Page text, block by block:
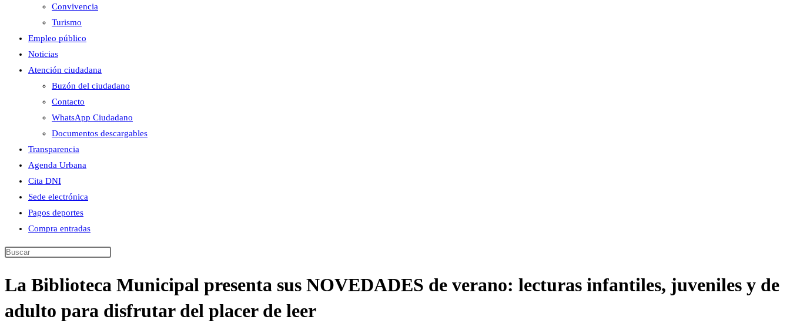
Convivencia
Turismo
Empleo público
Noticias
Atención ciudadana
Buzón del ciudadano
Contacto
WhatsApp Ciudadano
Documentos descargables
Transparencia
Agenda Urbana
Cita DNI
Sede electrónica
Pagos deportes
Compra entradas
Buscar
esta
La Biblioteca Municipal presenta sus NOVEDADES de verano: lecturas infantiles, juveniles y de
adulto para disfrutar del placer de leer